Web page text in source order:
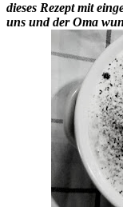
dieses Rezept mit
uns und der Oma